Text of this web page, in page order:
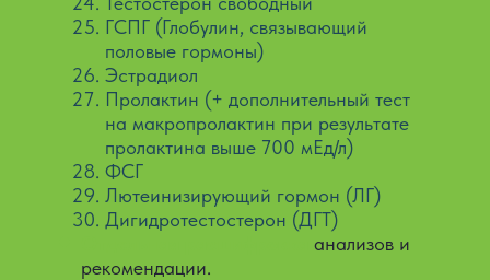
ГСПГ (Глобулин, связывающий
половые гормоны)
Эстрадиол
Пролактин (+ дополнительный тест
на макропролактин при результате
пролактина выше 700 мЕд/л)
ФСГ
Лютеинизирующий гормон (ЛГ)
Дигидротестостерон (ДГТ)
анализов и
рекомендации.